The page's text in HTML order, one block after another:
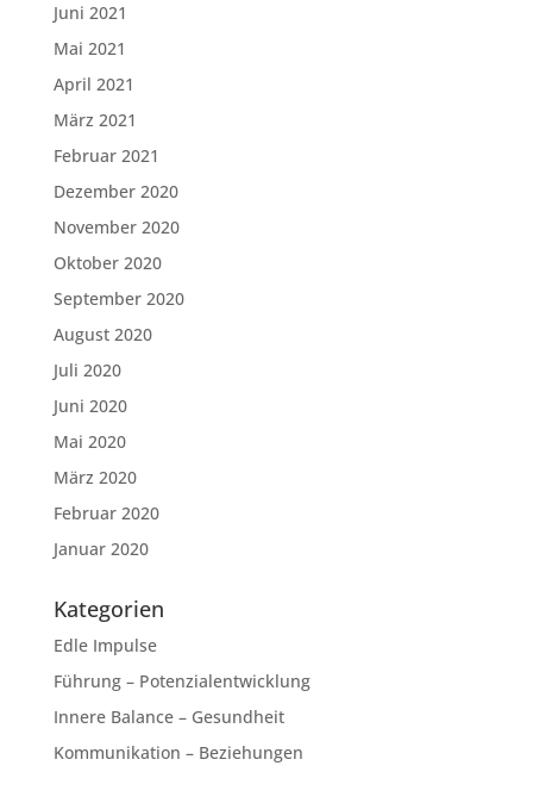
Juni 2021
Mai 2021
April 2021
März 2021
Februar 2021
Dezember 2020
November 2020
Oktober 2020
September 2020
August 2020
Juli 2020
Juni 2020
Mai 2020
März 2020
Februar 2020
Januar 2020
Kategorien
Edle Impulse
Führung – Potenzialentwicklung
Innere Balance – Gesundheit
Kommunikation – Beziehungen